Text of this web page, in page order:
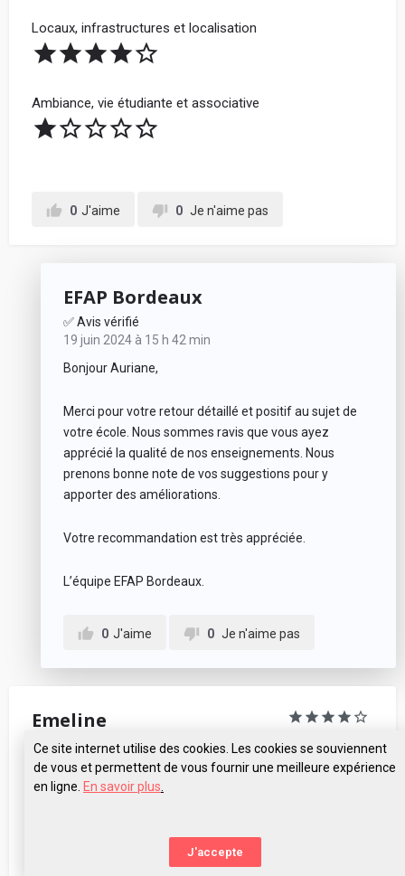
Locaux, infrastructures et localisation
Ambiance, vie étudiante et associative
0 J'aime 0 Je n'aime pas
EFAP Bordeaux
✅ Avis vérifié
19 juin 2024 à 15 h 42 min
Bonjour Auriane,
Merci pour votre retour détaillé et positif au sujet de
votre école. Nous sommes ravis que vous ayez
apprécié la qualité de nos enseignements. Nous
prenons bonne note de vos suggestions pour y
apporter des améliorations.
Votre recommandation est très appréciée.
L’équipe EFAP Bordeaux.
0 J'aime 0 Je n'aime pas
Emeline
✅ Avis vérifié
Événementiel
Parcours : 3 ans de fac ISIC Bordeaux Montaigne
Fort réseau de l’école qui permet une insertion dans le
Ce site internet utilise des cookies. Les cookies se souviennent
de vous et permettent de vous fournir une meilleure expérience
en ligne. En savoir plus
J'accepte